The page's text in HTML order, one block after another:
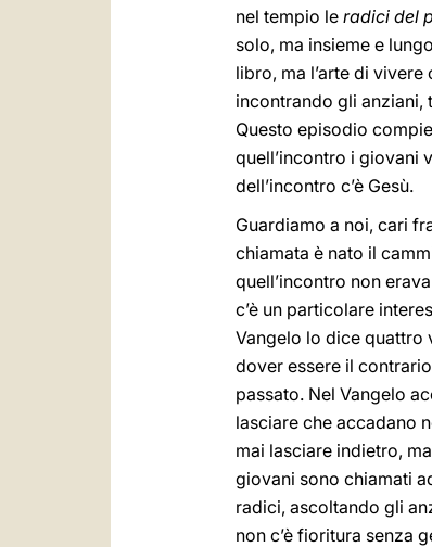
nel tempio le radici del
solo, ma insieme e
libro, ma l’arte di
incontrando gli anziani,
Questo episodio
quell’incontro i giovani
dell’incontro c’è Gesù.
Guardiamo a noi, cari
chiamata è nato il
quell’incontro non
c’è un particolare
Vangelo lo dice quattro
dover essere il
passato. Nel Vangelo
lasciare che accadano
mai lasciare indietro,
giovani sono chiamati
radici, ascoltando gli
non c’è fioritura senza